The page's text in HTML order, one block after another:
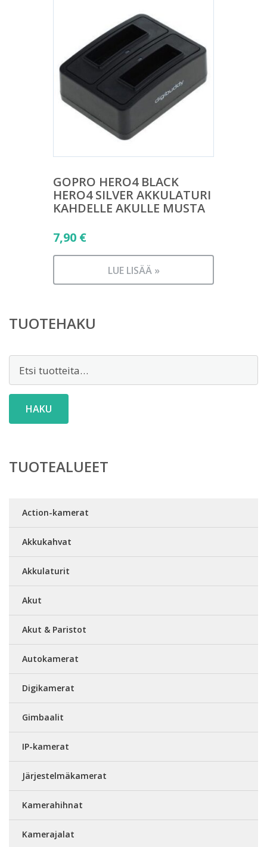
GOPRO HERO4 BLACK
HERO4 SILVER AKKULATURI
KAHDELLE AKULLE MUSTA
7,90 €
LUE LISÄÄ »
TUOTEHAKU
HAKU
TUOTEALUEET
Action-kamerat
Akkukahvat
Akkulaturit
Akut
Akut & Paristot
Autokamerat
Digikamerat
Gimbaalit
IP-kamerat
Järjestelmäkamerat
Kamerahihnat
Kamerajalat